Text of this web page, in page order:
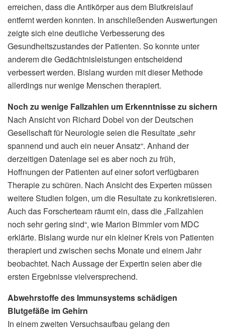
erreichen, dass die Antikörper aus dem Blutkreislauf
entfernt werden konnten. In anschließenden Auswertungen
zeigte sich eine deutliche Verbesserung des
Gesundheitszustandes der Patienten. So konnte unter
anderem die Gedächtnisleistungen entscheidend
verbessert werden. Bislang wurden mit dieser Methode
allerdings nur wenige Menschen therapiert.
Noch zu wenige Fallzahlen um Erkenntnisse zu sichern
Nach Ansicht von Richard Dobel von der Deutschen
Gesellschaft für Neurologie seien die Resultate „sehr
spannend und auch ein neuer Ansatz“. Anhand der
derzeitigen Datenlage sei es aber noch zu früh,
Hoffnungen der Patienten auf einer sofort verfügbaren
Therapie zu schüren. Nach Ansicht des Experten müssen
weitere Studien folgen, um die Resultate zu konkretisieren.
Auch das Forscherteam räumt ein, dass die „Fallzahlen
noch sehr gering sind“, wie Marion Bimmler vom MDC
erklärte. Bislang wurde nur ein kleiner Kreis von Patienten
therapiert und zwischen sechs Monate und einem Jahr
beobachtet. Nach Aussage der Expertin seien aber die
ersten Ergebnisse vielversprechend.
Abwehrstoffe des Immunsystems schädigen
Blutgefäße im Gehirn
In einem zweiten Versuchsaufbau gelang den